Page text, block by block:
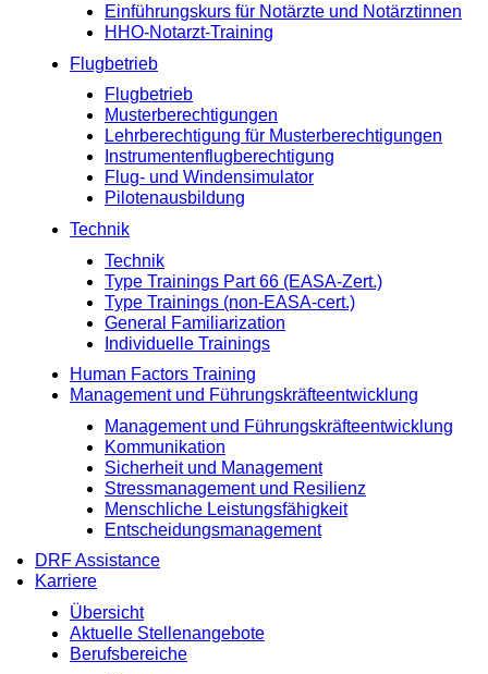
Einführungskurs für Notärzte und Notärztinnen
HHO-Notarzt-Training
Flugbetrieb
Flugbetrieb
Musterberechtigungen
Lehrberechtigung für Musterberechtigungen
Instrumentenflugberechtigung
Flug- und Windensimulator
Pilotenausbildung
Technik
Technik
Type Trainings Part 66 (EASA-Zert.)
Type Trainings (non-EASA-cert.)
General Familiarization
Individuelle Trainings
Human Factors Training
Management und Führungskräfteentwicklung
Management und Führungskräfteentwicklung
Kommunikation
Sicherheit und Management
Stressmanagement und Resilienz
Menschliche Leistungsfähigkeit
Entscheidungsmanagement
DRF Assistance
Karriere
Übersicht
Aktuelle Stellenangebote
Berufsbereiche